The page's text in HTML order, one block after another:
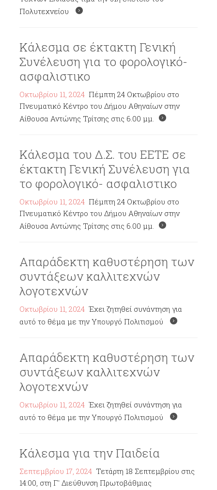
Πολυτεχνείου
Κάλεσμα σε έκτακτη Γενική
Συνέλευση για το φορολογικό-
ασφαλιστικο
Οκτωβρίου 11, 2024 Πέμπτη 24 Οκτωβρίου στο
Πνευματικό Κέντρο του Δήμου Αθηναίων στην
Αίθουσα Αντώνης Τρίτσης στις 6.00 μμ.
Κάλεσμα του Δ.Σ. του ΕΕΤΕ σε
έκτακτη Γενική Συνέλευση για
το φορολογικό- ασφαλιστικο
Οκτωβρίου 11, 2024 Πέμπτη 24 Οκτωβρίου στο
Πνευματικό Κέντρο του Δήμου Αθηναίων στην
Αίθουσα Αντώνης Τρίτσης στις 6.00 μμ.
Απαράδεκτη καθυστέρηση των
συντάξεων καλλιτεχνών
λογοτεχνών
Οκτωβρίου 11, 2024 Έχει ζητηθεί συνάντηση για
αυτό το θέμα με την Υπουργό Πολιτισμού
Απαράδεκτη καθυστέρηση των
συντάξεων καλλιτεχνών
λογοτεχνών
Οκτωβρίου 11, 2024 Έχει ζητηθεί συνάντηση για
αυτό το θέμα με την Υπουργό Πολιτισμού
Κάλεσμα για την Παιδεία
Σεπτεμβρίου 17, 2024 Τετάρτη 18 Σεπτεμβρίου στις
14:00, στη Γ' Διεύθυνση Πρωτοβάθμιας